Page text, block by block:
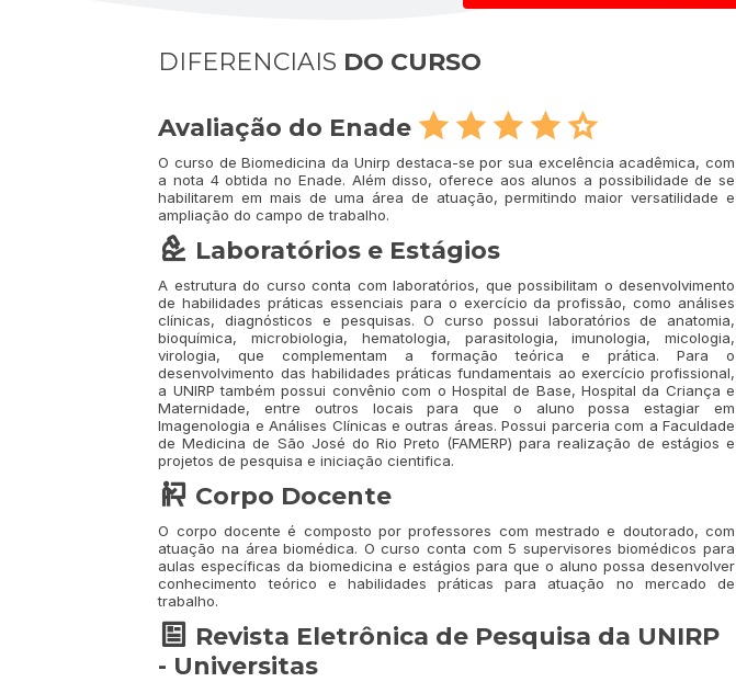
DIFERENCIAIS DO CURSO
Avaliação do Enade
O curso de Biomedicina da Unirp destaca-se por sua excelência acadêmica, com
a nota 4 obtida no Enade. Além disso, oferece aos alunos a possibilidade de se
habilitarem em mais de uma área de atuação, permitindo maior versatilidade e
ampliação do campo de trabalho.
Laboratórios e Estágios
A estrutura do curso conta com laboratórios, que possibilitam o desenvolvimento
de habilidades práticas essenciais para o exercício da profissão, como análises
clínicas, diagnósticos e pesquisas. O curso possui laboratórios de anatomia,
bioquímica, microbiologia, hematologia, parasitologia, imunologia, micologia,
virologia, que complementam a formação teórica e prática. Para o
desenvolvimento das habilidades práticas fundamentais ao exercício profissional,
a UNIRP também possui convênio com o Hospital de Base, Hospital da Criança e
Maternidade, entre outros locais para que o aluno possa estagiar em
Imagenologia e Análises Clínicas e outras áreas. Possui parceria com a Faculdade
de Medicina de São José do Rio Preto (FAMERP) para realização de estágios e
projetos de pesquisa e iniciação cientifica.
Corpo Docente
O corpo docente é composto por professores com mestrado e doutorado, com
atuação na área biomédica. O curso conta com 5 supervisores biomédicos para
aulas específicas da biomedicina e estágios para que o aluno possa desenvolver
conhecimento teórico e habilidades práticas para atuação no mercado de
trabalho.
Revista Eletrônica de Pesquisa da UNIRP
- Universitas